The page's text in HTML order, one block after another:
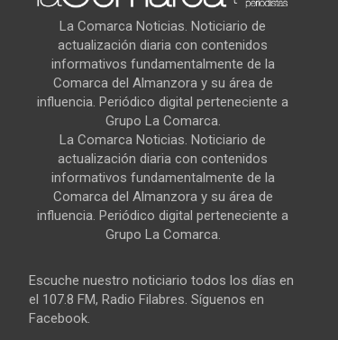
La Comarca Noticias. Noticiario de
actualización diaria con contenidos
informativos fundamentalmente de la
Comarca del Almanzora y su área de
influencia. Periódico digital perteneciente a
Grupo La Comarca.
La Comarca Noticias. Noticiario de
actualización diaria con contenidos
informativos fundamentalmente de la
Comarca del Almanzora y su área de
influencia. Periódico digital perteneciente a
Grupo La Comarca.
Escuche nuestro noticiario todos los días en
el 107.8 FM, Radio Filabres. Síguenos en
Facebook.